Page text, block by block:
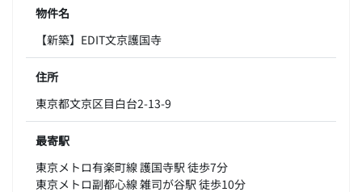
物件名
【新築】EDIT文京護国寺
住所
東京都文京区目白台2-13-9
最寄駅
東京メトロ有楽町線 護国寺駅 徒歩7分
東京メトロ副都心線 雑司が谷駅 徒歩10分